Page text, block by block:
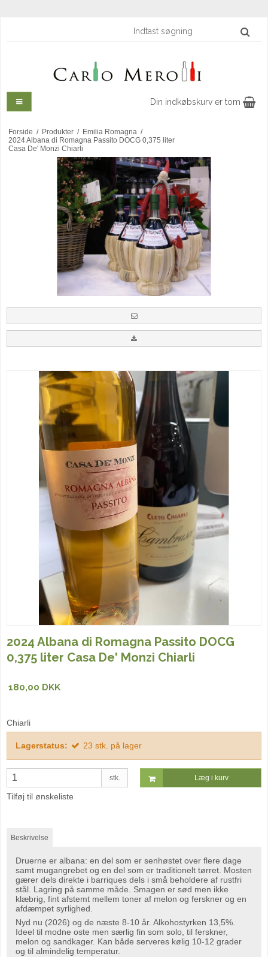
Din indkøbskurv er tom
Forside / Produkter / Emilia Romagna /
2024 Albana di Romagna Passito DOCG 0,375 liter
Casa De' Monzi Chiarli
2024 Albana di Romagna Passito DOCG
0,375 liter Casa De' Monzi Chiarli
180,00 DKK
Chiarli
Lagerstatus: 23 stk. på lager
stk. Læg i kurv
Tilføj til ønskeliste
Beskrivelse
Druerne er albana: en del som er senhøstet over flere dage
samt mugangrebet og en del som er traditionelt tørret. Mosten
gærer dels direkte i barriques dels i små beholdere af rustfri
stål. Lagring på samme måde. Smagen er sød men ikke
klæbrig, fint afstemt mellem toner af melon og ferskner og en
afdæmpet syrlighed.
Nyd nu (2026) og de næste 8-10 år. Alkohostyrken 13,5%.
Ideel til modne oste men særlig fin som solo, til ferskner,
melon og sandkager. Kan både serveres kølig 10-12 grader
og til almindelig temperatur.